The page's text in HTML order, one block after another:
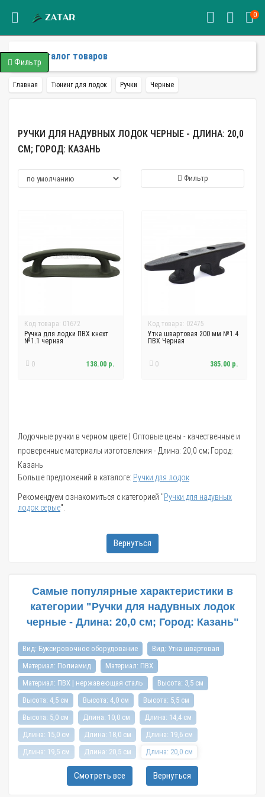
0
Каталог товаров
Главная Тюнинг для лодок Ручки Черные
РУЧКИ ДЛЯ НАДУВНЫХ ЛОДОК ЧЕРНЫЕ - ДЛИНА: 20,0
СМ; ГОРОД: КАЗАНЬ
Фильтр
Код товара: 01672
Ручка для лодки ПВХ кнехт
№1.1 черная
0 138.00 р.
Код товара: 02475
Утка швартовая 200 мм №1.4
ПВХ Черная
0 385.00 р.
Лодочные ручки в черном цвете | Оптовые цены - качественные и
проверенные материалы изготовления - Длина: 20,0 см; Город:
Казань
Больше предложений в каталоге: Ручки для лодок
Рекомендуем ознакомиться с категорией "Ручки для надувных
лодок серые".
Вернуться
Самые популярные характеристики в
категории "Ручки для надувных лодок
черные - Длина: 20,0 см; Город: Казань"
Вид: Буксировочное оборудование
Вид: Утка швартовая
Материал: Полиамид
Материал: ПВХ
Материал: ПВХ | нержавеющая сталь
Высота: 3,5 см
Высота: 4,5 см
Высота: 4,0 см
Высота: 5,5 см
Высота: 5,0 см
Длина: 10,0 см
Длина: 14,4 см
Длина: 15,0 см
Длина: 18,0 см
Длина: 19,6 см
Длина: 19,5 см
Длина: 20,5 см
Длина: 20,0 см
Длина: 21,0 см
Длина: 22,5 см
Длина: 24,5 см
Длина: 25,0 см
Длина: 26,0 см
Длина: 30,0 см
Смотреть все Вернуться
Фильтр